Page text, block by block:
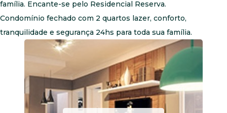
família. Encante-se pelo Residencial Reserva.
Condomínio fechado com 2 quartos lazer, conforto,
tranquilidade e segurança 24hs para toda sua família.